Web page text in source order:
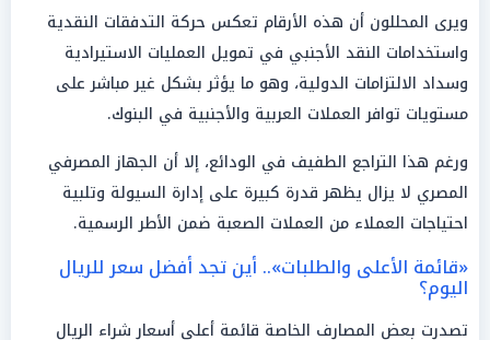
ويرى المحللون أن هذه الأرقام تعكس حركة التدفقات النقدية
واستخدامات النقد الأجنبي في تمويل العمليات الاستيرادية
وسداد الالتزامات الدولية، وهو ما يؤثر بشكل غير مباشر على
مستويات توافر العملات العربية والأجنبية في البنوك.
ورغم هذا التراجع الطفيف في الودائع، إلا أن الجهاز المصرفي
المصري لا يزال يظهر قدرة كبيرة على إدارة السيولة وتلبية
احتياجات العملاء من العملات الصعبة ضمن الأطر الرسمية.
«قائمة الأعلى والطلبات».. أين تجد أفضل سعر للريال
اليوم؟
تصدرت بعض المصارف الخاصة قائمة أعلى أسعار شراء الريال